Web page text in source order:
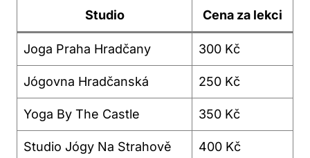
Studio Cena za lekci
Joga Praha Hradčany 300 Kč
Jógovna Hradčanská 250 Kč
Yoga By The Castle 350 Kč
Studio Jógy Na Strahově 400 Kč